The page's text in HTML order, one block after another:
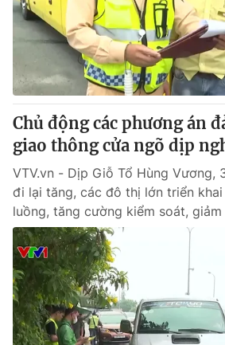
Chủ động các phương án
giao thông cửa ngõ dịp
VTV.vn - Dịp Giỗ Tổ Hùng Vương,
đi lại tăng, các đô thị lớn triển
luồng, tăng cường kiểm soát,